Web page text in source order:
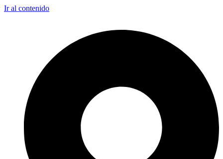
Ir al contenido